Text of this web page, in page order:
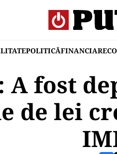
POLITICĂFINANCIAR
A fost
de lei